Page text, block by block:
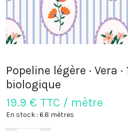
Popeline légère · Vera
biologique
19.9 € TTC / mètre
En stock : 6.8 mètres